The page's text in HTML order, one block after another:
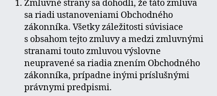
Zmluvné strany sa dohodli, že táto zmluva
sa riadi ustanoveniami Obchodného
zákonníka. Všetky záležitosti súvisiace
s obsahom tejto zmluvy a medzi zmluvnými
stranami touto zmluvou výslovne
neupravené sa riadia znením Obchodného
zákonníka, prípadne inými príslušnými
právnymi predpismi.